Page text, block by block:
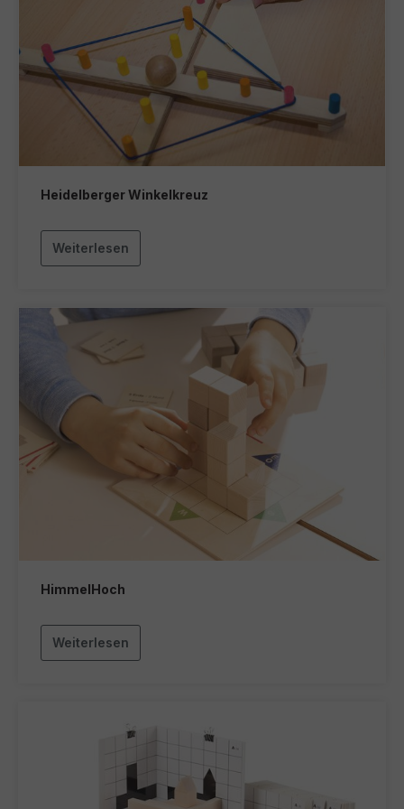
Heidelberger Winkelkreuz
Weiterlesen
HimmelHoch
Weiterlesen